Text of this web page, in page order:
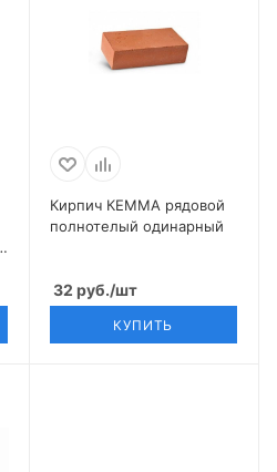
Кирпич КЕММА рядовой
полнотелый одинарный
32 руб./шт
КУПИТЬ